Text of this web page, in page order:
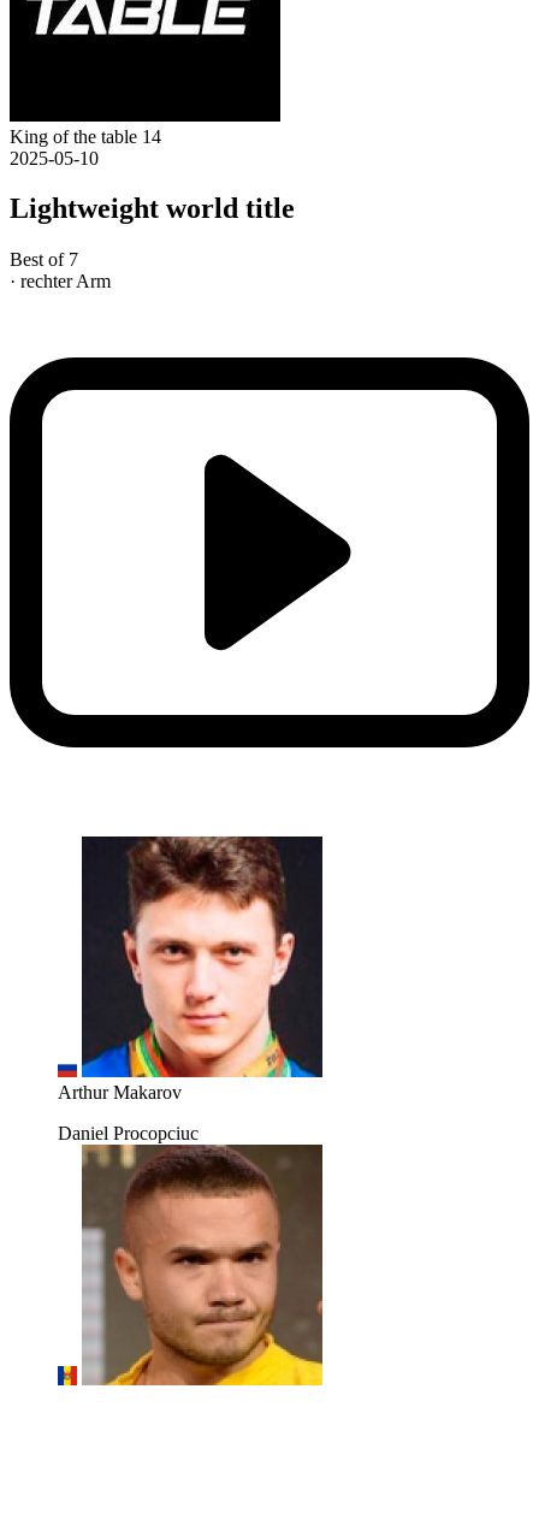
King of the table 14
2025-05-10
Lightweight world title
Best of 7
· rechter Arm
Arthur Makarov
Daniel Procopciuc